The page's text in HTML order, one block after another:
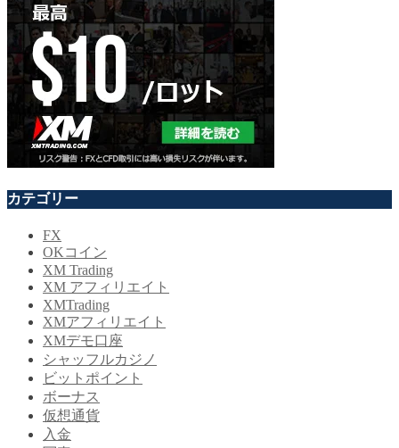
カテゴリー
FX
OKコイン
XM Trading
XM アフィリエイト
XMTrading
XMアフィリエイト
XMデモ口座
シャッフルカジノ
ビットポイント
ボーナス
仮想通貨
入金